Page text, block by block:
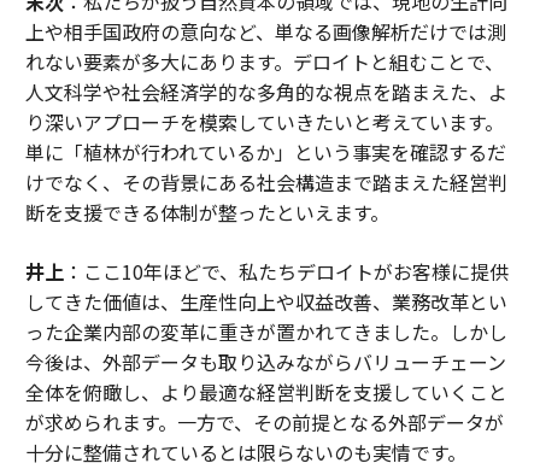
上や相手国政府の意向など、単なる画像解析だけでは測
れない要素が多大にあります。デロイトと組むことで、
人文科学や社会経済学的な多角的な視点を踏まえた、よ
り深いアプローチを模索していきたいと考えています。
単に「植林が行われているか」という事実を確認するだ
けでなく、その背景にある社会構造まで踏まえた経営判
断を支援できる体制が整ったといえます。
井上：ここ10年ほどで、私たちデロイトがお客様に提供
してきた価値は、生産性向上や収益改善、業務改革とい
った企業内部の変革に重きが置かれてきました。しかし
今後は、外部データも取り込みながらバリューチェーン
全体を俯瞰し、より最適な経営判断を支援していくこと
が求められます。一方で、その前提となる外部データが
十分に整備されているとは限らないのも実情です。